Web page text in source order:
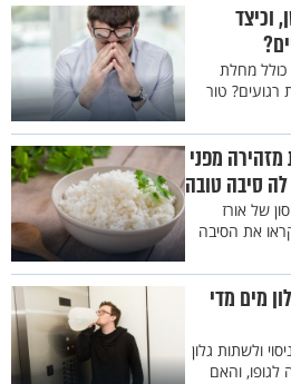
וכיצד
מחלת
רגועים? טור
מזהירה מפני
סיבה טובה
של אורז
וכשתקראו את הסיבה
מים מדי
ולשתות גלון
והאם